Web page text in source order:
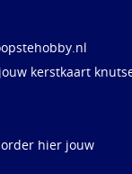
kerstkaart
hier jouw